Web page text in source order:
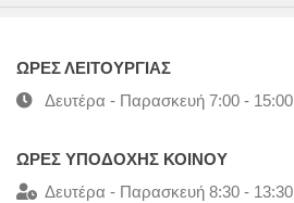
ΩΡΕΣ ΛΕΙΤΟΥΡΓΙΑΣ
Δευτέρα - Παρασκευή 7:00 - 15:00
ΩΡΕΣ ΥΠΟΔΟΧΗΣ ΚΟΙΝΟΥ
Δευτέρα - Παρασκευή 8:30 - 13:30